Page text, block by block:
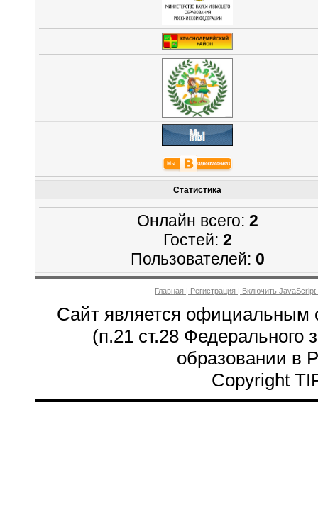
Статистика
Онлайн всего: 2
Гостей: 2
Пользователей: 0
Главная | Регистрация | Включить JavaScript
Сайт является официальным
(п.21 ст.28 Федерального
образовании в
Copyright